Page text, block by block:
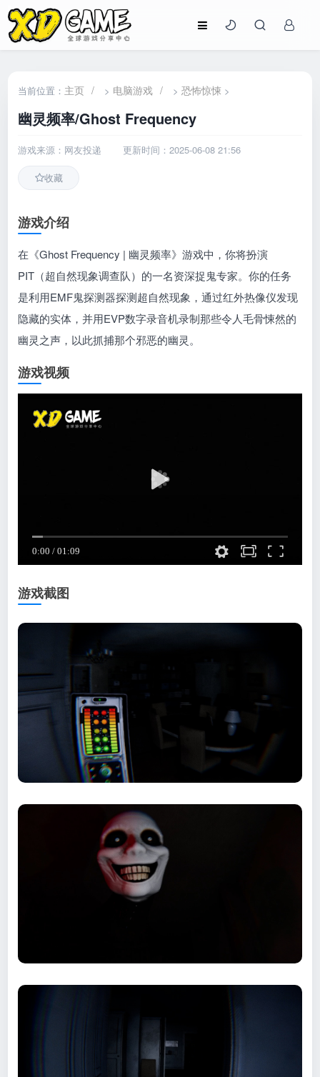
当前位置： 主页 / > 电脑游戏 / >恐怖惊悚 >
幽灵频率/Ghost Frequency
游戏来源：网友投递 更新时间：2025-06-08 21:56
收藏
游戏介绍
在《Ghost Frequency | 幽灵频率》游戏中，你将扮演
PIT（超自然现象调查队）的一名资深捉鬼专家。你的任务
是利用EMF鬼探测器探测超自然现象，通过红外热像仪发现
隐藏的实体，并用EVP数字录音机录制那些令人毛骨悚然的
幽灵之声，以此抓捕那个邪恶的幽灵。
游戏视频
游戏截图